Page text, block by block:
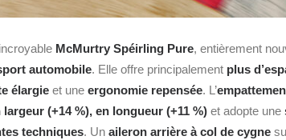
McMurtry Spéirling Pure, entièrement
automobile. Elle offre principalement plus
élargie et une ergonomie repensée. L’
(+14 %), en longueur (+11 %) et adopte une
techniques. Un aileron arrière à col de cygne